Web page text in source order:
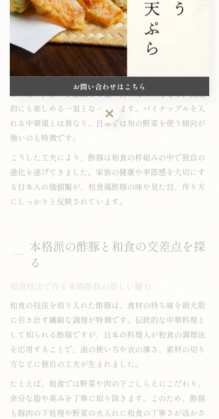
を抑えつつもコクを出す工夫がなされています。多くの
家庭では、みりんや和風だしを加えることで、まろやか
で深みのある味わいに仕上げています。
また、野菜の切り方や火の入れ方にも和食の技術が活か
されています。シャキっとした食感を残すために手早く
炒めたり、彩りを意識して盛り付けたりするなど、視覚
的にも楽しめる一皿となっています。パイナップルを入
れる中華風とは異なり、日本では旬の野菜を使う傾向が
強いのも特徴です。
こうした工夫により、酢豚は和食の枠組みの中で独自の
進化を遂げてきました。家族の健康や季節感を大切にす
る日本人の価値観が、和食風酢豚の味や見た目、作り方
にしっかりと反映されています。
本格派の酢豚と和食の交差点を探
る
和食技法で作る本格酢豚の新しい魅力
和食の技法を取り入れた酢豚は、食材の持ち味を最大限
に引き出す繊細な調理が特徴です。伝統的な中華料理と
して知られる酢豚ですが、日本の料理人が和食の調理法
を応用することで、油の使い方や衣の薄さ、素材の切り
方などに独自の工夫が生まれました。
たとえば、和食では野菜や肉の下ごしらえにこだわり、
余分な脂や臭みを丁寧に取り除きます。このため、酢豚
も豚肉の下処理や野菜の火入れに和食の丁寧さが活かさ
お問い合わせはこちら
お問い合わせはこちら